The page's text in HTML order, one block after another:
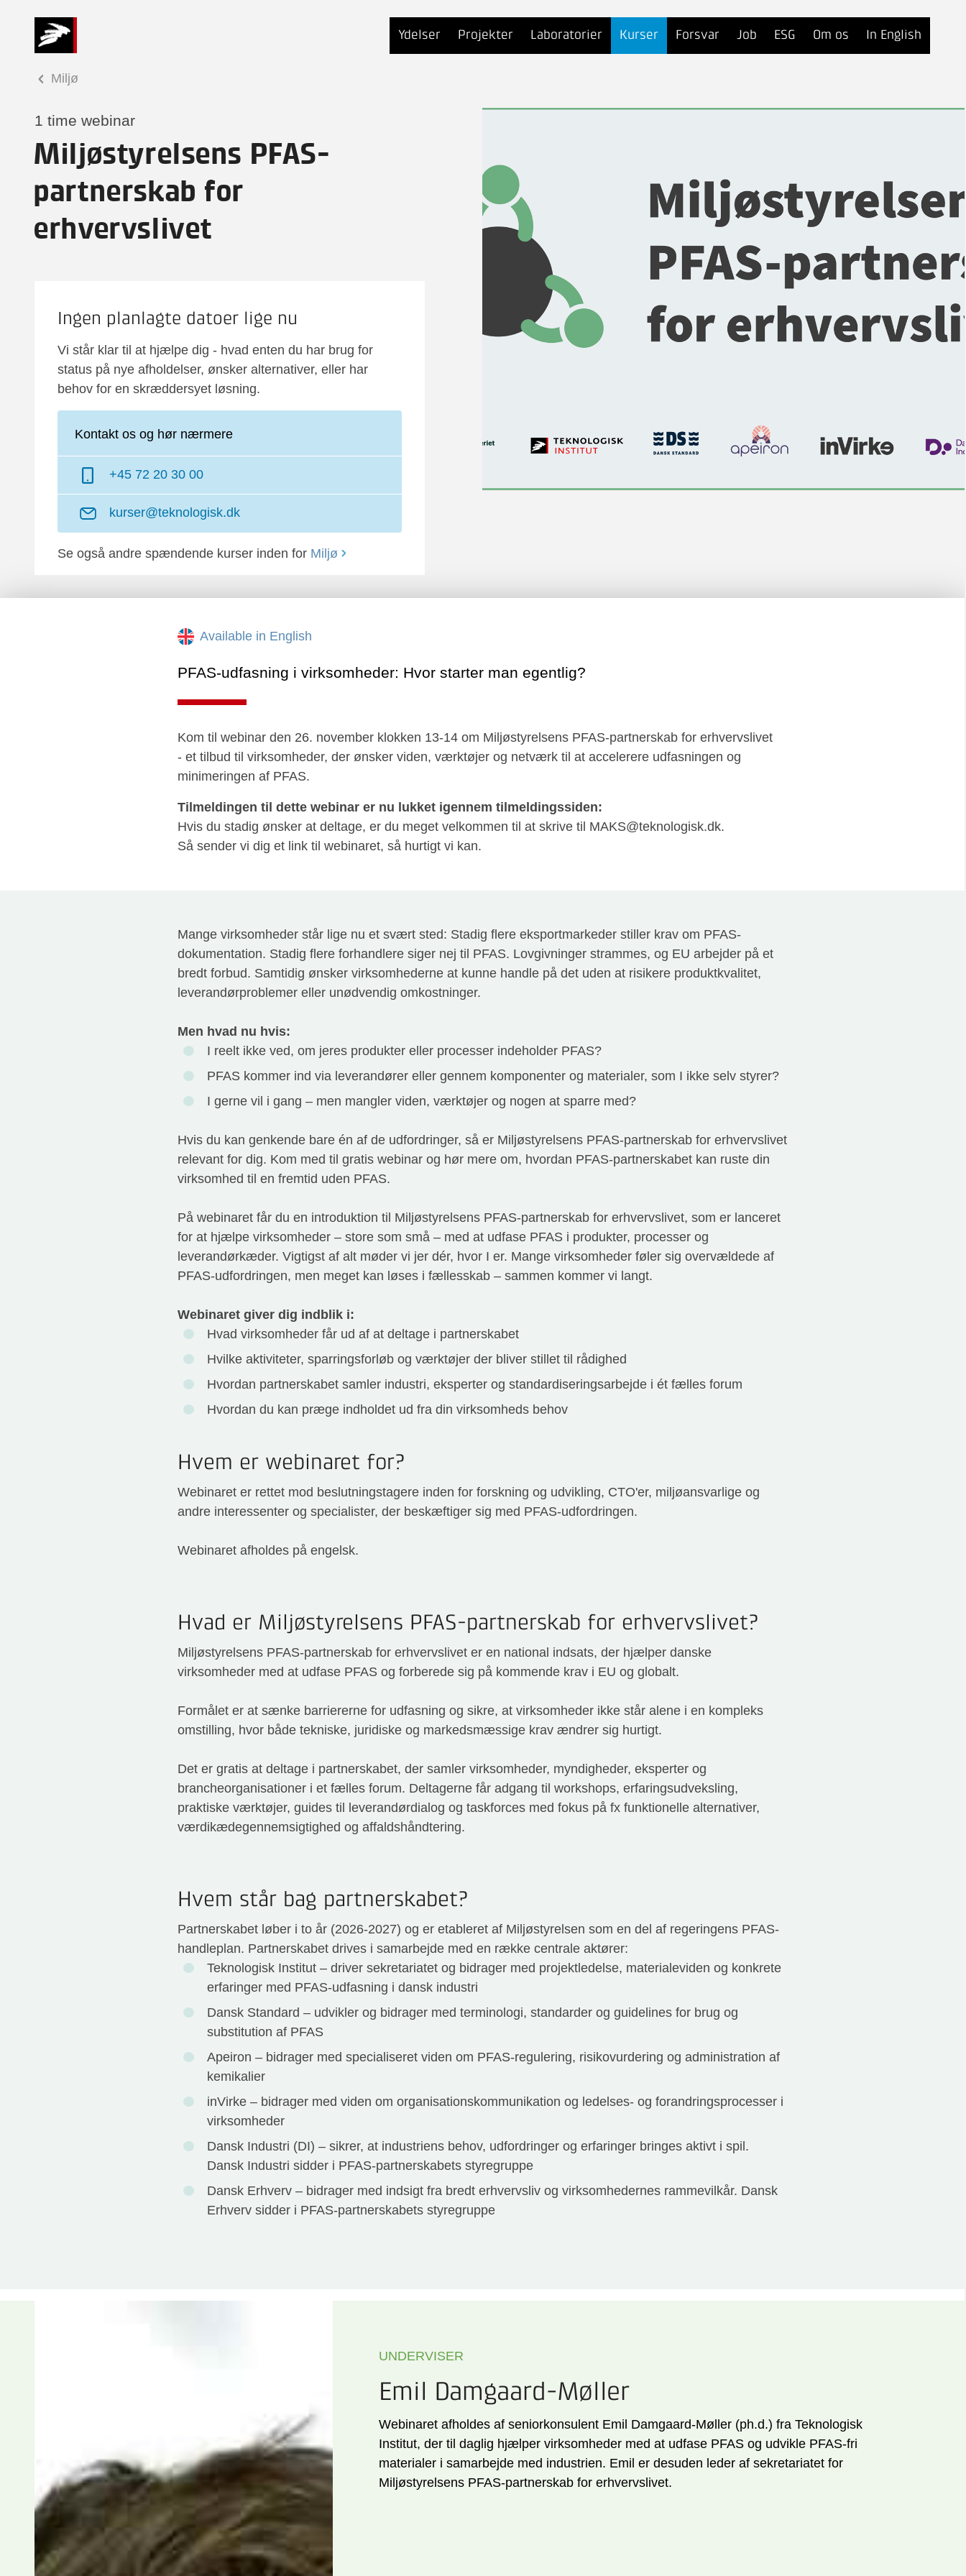
Ydelser Projekter Laboratorier Kurser Forsvar Job ESG Om os In English
Miljø
1 time webinar
Miljøstyrelsens PFAS-
partnerskab for
erhvervslivet
Ingen planlagte datoer lige nu
Vi står klar til at hjælpe dig - hvad enten du har brug for
status på nye afholdelser, ønsker alternativer, eller har
behov for en skræddersyet løsning.
Kontakt os og hør nærmere
+45 72 20 30 00
kurser@teknologisk.dk
Se også andre spændende kurser inden for Miljø
Available in English
PFAS-udfasning i virksomheder: Hvor starter man egentlig?
Kom til webinar den 26. november klokken 13-14 om Miljøstyrelsens PFAS-partnerskab for erhvervslivet
- et tilbud til virksomheder, der ønsker viden, værktøjer og netværk til at accelerere udfasningen og
minimeringen af PFAS.
Tilmeldingen til dette webinar er nu lukket igennem tilmeldingssiden:
Hvis du stadig ønsker at deltage, er du meget velkommen til at skrive til MAKS@teknologisk.dk.
Så sender vi dig et link til webinaret, så hurtigt vi kan.
Mange virksomheder står lige nu et svært sted: Stadig flere eksportmarkeder stiller krav om PFAS-
dokumentation. Stadig flere forhandlere siger nej til PFAS. Lovgivninger strammes, og EU arbejder på et
bredt forbud. Samtidig ønsker virksomhederne at kunne handle på det uden at risikere produktkvalitet,
leverandørproblemer eller unødvendig omkostninger.
Men hvad nu hvis:
I reelt ikke ved, om jeres produkter eller processer indeholder PFAS?
PFAS kommer ind via leverandører eller gennem komponenter og materialer, som I ikke selv styrer?
I gerne vil i gang – men mangler viden, værktøjer og nogen at sparre med?
Hvis du kan genkende bare én af de udfordringer, så er Miljøstyrelsens PFAS-partnerskab for erhvervslivet
relevant for dig. Kom med til gratis webinar og hør mere om, hvordan PFAS-partnerskabet kan ruste din
virksomhed til en fremtid uden PFAS.
På webinaret får du en introduktion til Miljøstyrelsens PFAS-partnerskab for erhvervslivet, som er lanceret
for at hjælpe virksomheder – store som små – med at udfase PFAS i produkter, processer og
leverandørkæder. Vigtigst af alt møder vi jer dér, hvor I er. Mange virksomheder føler sig overvældede af
PFAS-udfordringen, men meget kan løses i fællesskab – sammen kommer vi langt.
Webinaret giver dig indblik i:
Hvad virksomheder får ud af at deltage i partnerskabet
Hvilke aktiviteter, sparringsforløb og værktøjer der bliver stillet til rådighed
Hvordan partnerskabet samler industri, eksperter og standardiseringsarbejde i ét fælles forum
Hvordan du kan præge indholdet ud fra din virksomheds behov
Hvem er webinaret for?
Webinaret er rettet mod beslutningstagere inden for forskning og udvikling, CTO'er, miljøansvarlige og
andre interessenter og specialister, der beskæftiger sig med PFAS-udfordringen.
Webinaret afholdes på engelsk.
Hvad er Miljøstyrelsens PFAS-partnerskab for erhvervslivet?
Miljøstyrelsens PFAS-partnerskab for erhvervslivet er en national indsats, der hjælper danske
virksomheder med at udfase PFAS og forberede sig på kommende krav i EU og globalt.
Formålet er at sænke barriererne for udfasning og sikre, at virksomheder ikke står alene i en kompleks
omstilling, hvor både tekniske, juridiske og markedsmæssige krav ændrer sig hurtigt.
Det er gratis at deltage i partnerskabet, der samler virksomheder, myndigheder, eksperter og
brancheorganisationer i et fælles forum. Deltagerne får adgang til workshops, erfaringsudveksling,
praktiske værktøjer, guides til leverandørdialog og taskforces med fokus på fx funktionelle alternativer,
værdikædegennemsigtighed og affaldshåndtering.
Hvem står bag partnerskabet?
Partnerskabet løber i to år (2026-2027) og er etableret af Miljøstyrelsen som en del af regeringens PFAS-
handleplan. Partnerskabet drives i samarbejde med en række centrale aktører:
Teknologisk Institut – driver sekretariatet og bidrager med projektledelse, materialeviden og konkrete
erfaringer med PFAS-udfasning i dansk industri
Dansk Standard – udvikler og bidrager med terminologi, standarder og guidelines for brug og
substitution af PFAS
Apeiron – bidrager med specialiseret viden om PFAS-regulering, risikovurdering og administration af
kemikalier
inVirke – bidrager med viden om organisationskommunikation og ledelses- og forandringsprocesser i
virksomheder
Dansk Industri (DI) – sikrer, at industriens behov, udfordringer og erfaringer bringes aktivt i spil.
Dansk Industri sidder i PFAS-partnerskabets styregruppe
Dansk Erhverv – bidrager med indsigt fra bredt erhvervsliv og virksomhedernes rammevilkår. Dansk
Erhverv sidder i PFAS-partnerskabets styregruppe
UNDERVISER
Emil Damgaard-Møller
Webinaret afholdes af seniorkonsulent Emil Damgaard-Møller (ph.d.) fra Teknologisk
Institut, der til daglig hjælper virksomheder med at udfase PFAS og udvikle PFAS-fri
materialer i samarbejde med industrien. Emil er desuden leder af sekretariatet for
Miljøstyrelsens PFAS-partnerskab for erhvervslivet.